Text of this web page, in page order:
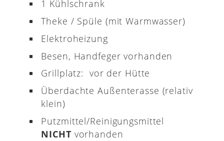
1 Kühlschrank
Theke / Spüle (mit Warmwasser)
Elektroheizung
Besen, Handfeger vorhanden
Grillplatz: vor der Hütte
Überdachte Außenterasse (relativ
klein)
Putzmittel/Reinigungsmittel
NICHT vorhanden